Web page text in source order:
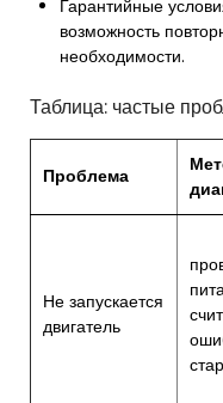
Гарантийные
возможность
необходимости.
Таблица: частые
Проблема
Не запускается
двигатель